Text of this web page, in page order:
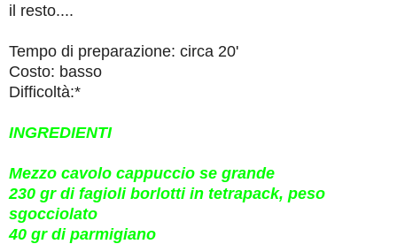
il resto....
Tempo di preparazione: circa 20'
Costo: basso
Difficoltà:*
INGREDIENTI
Mezzo cavolo cappuccio se grande
230 gr di fagioli borlotti in tetrapack, peso
sgocciolato
40 gr di parmigiano